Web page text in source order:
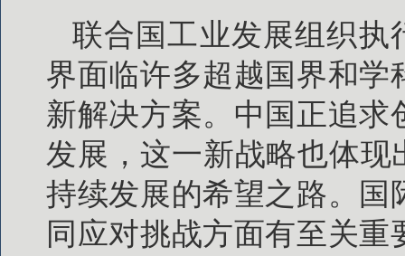
联合国工业发展组织执
界面临许多超越国界和
新解决方案。中国正追
发展，这一新战略也体现
持续发展的希望之路。国
同应对挑战方面有至关